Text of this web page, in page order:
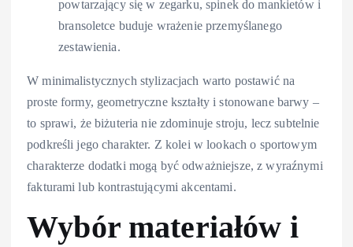
powtarzający się w zegarku, spinek do mankietów i
bransoletce buduje wrażenie przemyślanego
zestawienia.
W minimalistycznych stylizacjach warto postawić na
proste formy, geometryczne kształty i stonowane barwy –
to sprawi, że biżuteria nie zdominuje stroju, lecz subtelnie
podkreśli jego charakter. Z kolei w lookach o sportowym
charakterze dodatki mogą być odważniejsze, z wyraźnymi
fakturami lub kontrastującymi akcentami.
Wybór materiałów i